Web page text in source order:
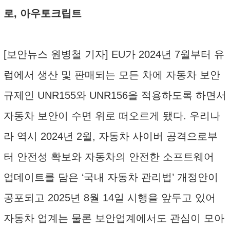
로, 아우토크립트
[보안뉴스 원병철 기자] EU가 2024년 7월부터 유
럽에서 생산 및 판매되는 모든 차에 자동차 보안
규제인 UNR155와 UNR156을 적용하도록 하면서
자동차 보안이 수면 위로 떠오르게 됐다. 우리나
라 역시 2024년 2월, 자동차 사이버 공격으로부
터 안전성 확보와 자동차의 안전한 소프트웨어
업데이트를 담은 ‘국내 자동차 관리법’ 개정안이
공포되고 2025년 8월 14일 시행을 앞두고 있어
자동차 업계는 물론 보안업계에서도 관심이 모아